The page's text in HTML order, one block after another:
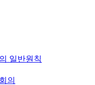
일반원칙
의